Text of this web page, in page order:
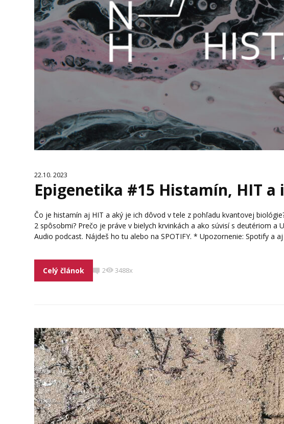
22.10. 2023
Epigenetika #15 Histamín, HIT
Čo je histamín aj HIT a aký je ich dôvod v tele z pohľadu kvantovej
2 spôsobmi? Prečo je práve v bielych krvinkách a ako súvisí s deutériom a
Audio podcast. Nájdeš ho tu alebo na SPOTIFY. * Upozornenie: Spotify a
Celý článok 2 3488x